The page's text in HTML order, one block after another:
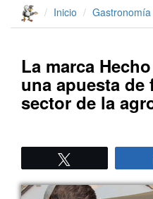
Inicio Gastronomía
La marca
una apuesta de
sector de la